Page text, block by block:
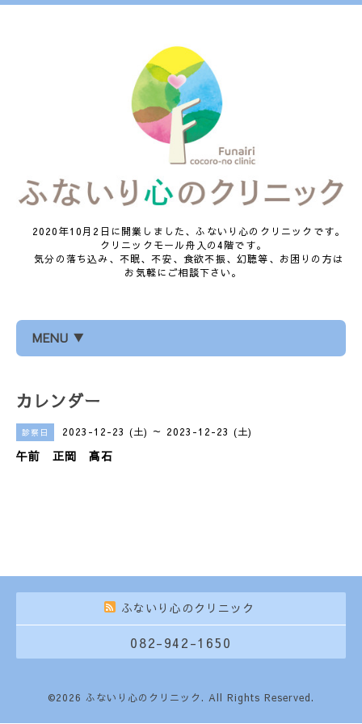
2020年10月2日に開業しました、ふないり心のクリニックです。
クリニックモール舟入の4階です。
気分の落ち込み、不眠、不安、食欲不振、幻聴等、お困りの方は
お気軽にご相談下さい。
MENU ▼
カレンダー
診察日 2023-12-23 (土) ～ 2023-12-23 (土)
午前 正岡 高石
ふないり心のクリニック
082-942-1650
©2026 ふないり心のクリニック. All Rights Reserved.